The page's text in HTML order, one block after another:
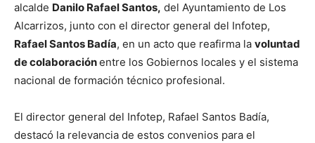
alcalde Danilo Rafael Santos, del Ayuntamiento de Los
Alcarrizos, junto con el director general del Infotep,
Rafael Santos Badía, en un acto que reafirma la voluntad
de colaboraciónentre los Gobiernos locales y el sistema
nacional de formación técnico profesional.
El director general del Infotep, Rafael Santos Badía,
destacó la relevancia de estos convenios para el